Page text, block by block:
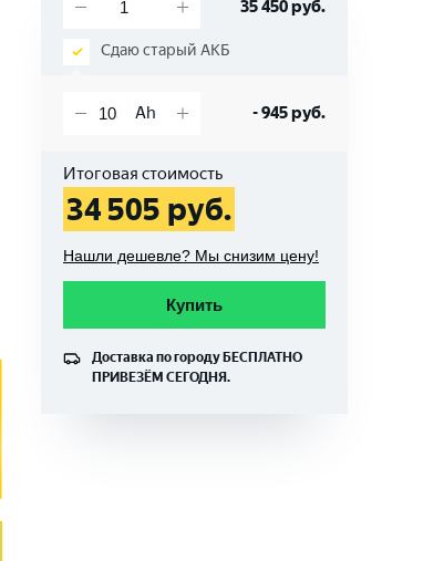
35 450руб.
Сдаю старый АКБ
-945руб.
Итоговая стоимость
34 505 руб.
Нашли дешевле? Мы снизим цену!
Купить
Доставка по городу БЕСПЛАТНО
ПРИВЕЗЁМ СЕГОДНЯ.